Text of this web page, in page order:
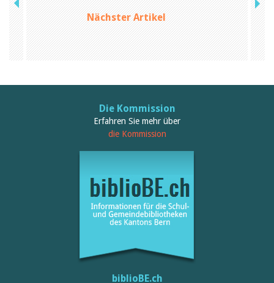
Julie Greub
Birgit Libiszewski
Ursula Strahm
Sandra Dettwyler
Sibylle Birrer
Javier Lopez
Felicitas Isler
Therese von Weissenfluh
Nächster Artikel
Die Kommission
Erfahren Sie mehr über
die Kommission
biblioBE.ch